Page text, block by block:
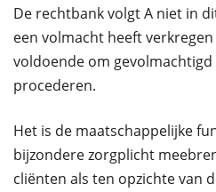
De rechtbank volgt A niet in
een volmacht heeft verkregen
voldoende om gevolmachtigd
procederen.
Het is de maatschappelijke
bijzondere zorgplicht
cliënten als ten opzichte van